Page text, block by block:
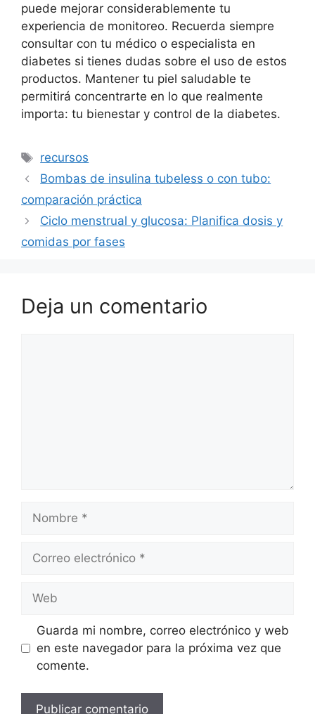
puede mejorar considerablemente tu
experiencia de monitoreo. Recuerda siempre
consultar con tu médico o especialista en
diabetes si tienes dudas sobre el uso de estos
productos. Mantener tu piel saludable te
permitirá concentrarte en lo que realmente
importa: tu bienestar y control de la diabetes.
Etiquetas
recursos
Bombas de insulina tubeless o con tubo:
comparación práctica
Ciclo menstrual y glucosa: Planifica dosis y
comidas por fases
Deja un comentario
Nombre
Correo
Web
Guarda mi nombre, correo electrónico y web
en este navegador para la próxima vez que
comente.